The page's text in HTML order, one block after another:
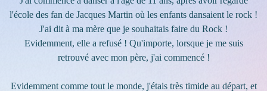
l'école des fan de Jacques Martin où les enfants dansaient le rock !
J'ai dit à ma mère que je souhaitais faire du Rock !
Evidemment, elle a refusé ! Qu'importe, lorsque je me suis
retrouvé avec mon père, j'ai commencé !
Evidemment comme tout le monde, j'étais très timide au départ, et